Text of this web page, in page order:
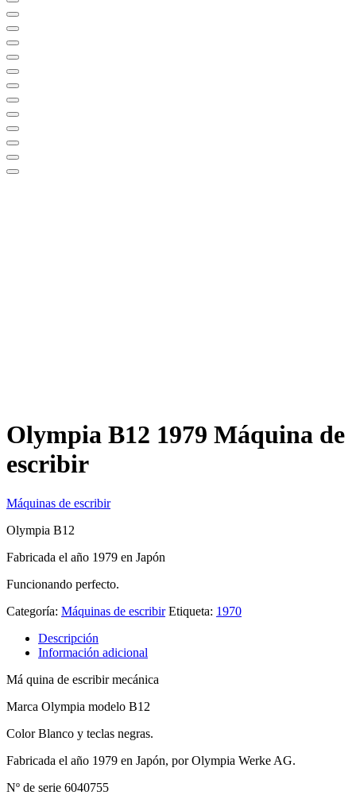
Olympia B12 1979 Máquina de
escribir
Máquinas de escribir
Olympia B12
Fabricada el año 1979 en Japón
Funcionando perfecto.
Categoría: Máquinas de escribir Etiqueta: 1970
Descripción
Información adicional
Má quina de escribir mecánica
Marca Olympia modelo B12
Color Blanco y teclas negras.
Fabricada el año 1979 en Japón, por Olympia Werke AG.
Nº de serie 6040755